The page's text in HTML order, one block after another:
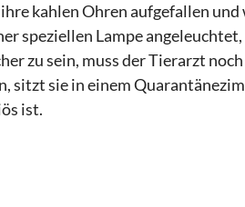
kahlen Ohren aufgefallen
speziellen Lampe
zu sein, muss der Tierarzt
sitzt sie in einem
ist.